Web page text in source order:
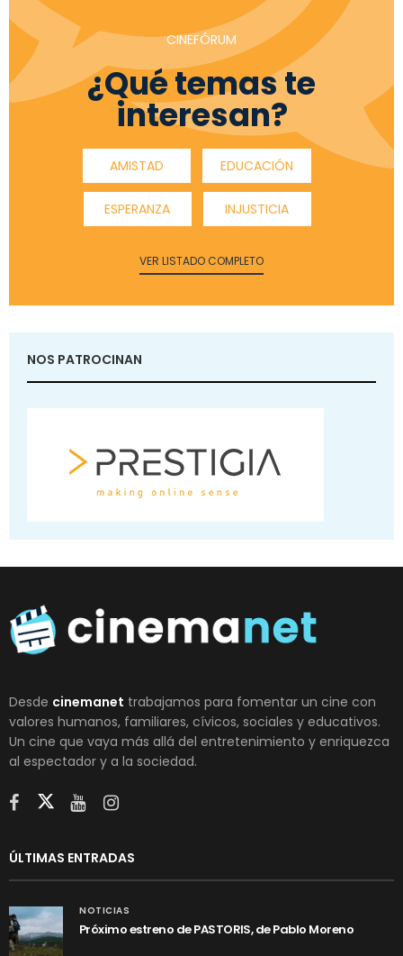
CINEFÓRUM
¿Qué temas te
interesan?
AMISTAD EDUCACIÓN
ESPERANZA INJUSTICIA
VER LISTADO COMPLETO
NOS PATROCINAN
Desde cinemanet trabajamos para fomentar un cine con
valores humanos, familiares, cívicos, sociales y educativos.
Un cine que vaya más allá del entretenimiento y enriquezca
al espectador y a la sociedad.
ÚLTIMAS ENTRADAS
NOTICIAS
Próximo estreno de PASTORIS, de Pablo Moreno